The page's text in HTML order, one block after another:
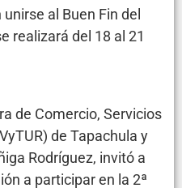
al Buen Fin del
realizará del 18 al 21
de Comercio, Servicios
de Tapachula y
Rodríguez, invitó a
a participar en la 2ª